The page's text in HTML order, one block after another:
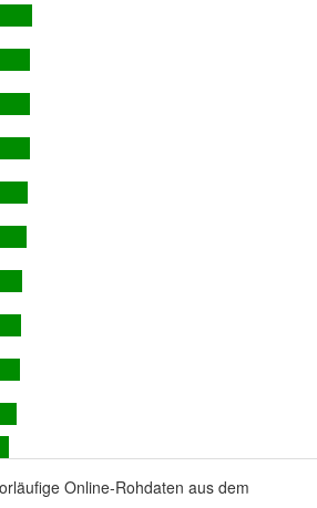
Online-Rohdaten aus dem